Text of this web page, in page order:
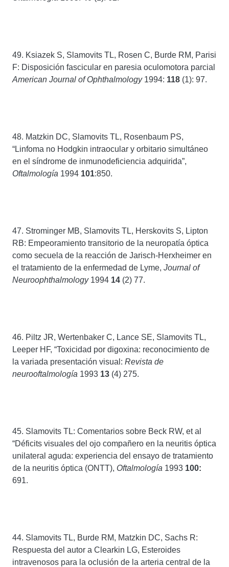
49. Ksiazek S, Slamovits TL, Rosen C, Burde RM, Parisi
F: Disposición fascicular en paresia oculomotora parcial
American Journal of Ophthalmology1994: 118 (1): 97.
48. Matzkin DC, Slamovits TL, Rosenbaum PS,
“Linfoma no Hodgkin intraocular y orbitario simultáneo
en el síndrome de inmunodeficiencia adquirida”,
Oftalmología 1994 101:850.
47. Strominger MB, Slamovits TL, Herskovits S, Lipton
RB: Empeoramiento transitorio de la neuropatía óptica
como secuela de la reacción de Jarisch-Herxheimer en
el tratamiento de la enfermedad de Lyme, Journal of
Neuroophthalmology1994 14 (2) 77.
46. Piltz JR, Wertenbaker C, Lance SE, Slamovits TL,
Leeper HF, “Toxicidad por digoxina: reconocimiento de
la variada presentación visual: Revista de
neurooftalmología 1993 13 (4) 275.
45. Slamovits TL: Comentarios sobre Beck RW, et al
“Déficits visuales del ojo compañero en la neuritis óptica
unilateral aguda: experiencia del ensayo de tratamiento
de la neuritis óptica (ONTT), Oftalmología 1993 100:
691.
44. Slamovits TL, Burde RM, Matzkin DC, Sachs R:
Respuesta del autor a Clearkin LG, Esteroides
intravenosos para la oclusión de la arteria central de la